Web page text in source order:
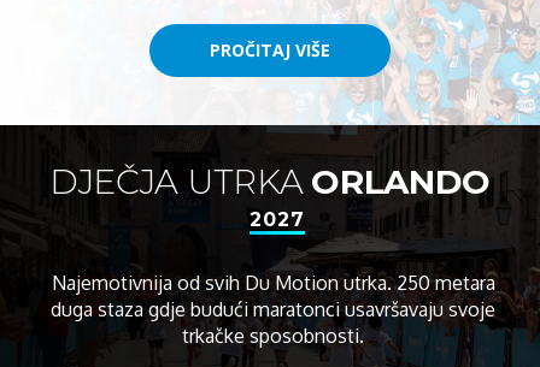
DJEČJA UTRKA ORLANDO
2027
Najemotivnija od svih Du Motion utrka. 250 metara
duga staza gdje budući maratonci usavršavaju svoje
trkačke sposobnosti.
PROČITAJ VIŠE
PROČITAJ VIŠE